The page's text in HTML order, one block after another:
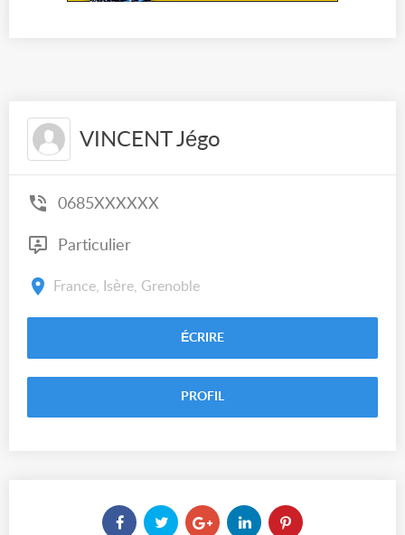
VINCENT Jégo
0685XXXXXX
Particulier
France, Isère, Grenoble
ÉCRIRE
PROFIL